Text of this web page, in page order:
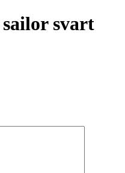
sailor svart